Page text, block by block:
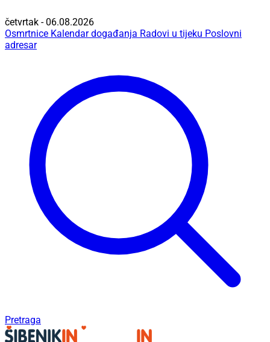
četvrtak - 06.08.2026
Osmrtnice Kalendar događanja Radovi u tijeku Poslovni
adresar
Pretraga